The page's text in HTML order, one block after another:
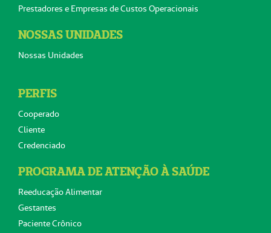
Prestadores e Empresas de Custos Operacionais
NOSSAS UNIDADES
Nossas Unidades
PERFIS
Cooperado
Cliente
Credenciado
PROGRAMA DE ATENÇÃO À SAÚDE
Reeducação Alimentar
Gestantes
Paciente Crônico